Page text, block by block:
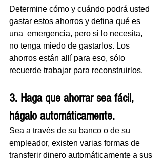
Determine cómo y cuándo podrá usted
gastar estos ahorros y defina qué es
una  emergencia, pero si lo necesita,
no tenga miedo de gastarlos. Los
ahorros están allí para eso, sólo
recuerde trabajar para reconstruirlos.
3. Haga que ahorrar sea fácil,
hágalo automáticamente.
Sea a través de su banco o de su
empleador, existen varias formas de
transferir dinero automáticamente a sus